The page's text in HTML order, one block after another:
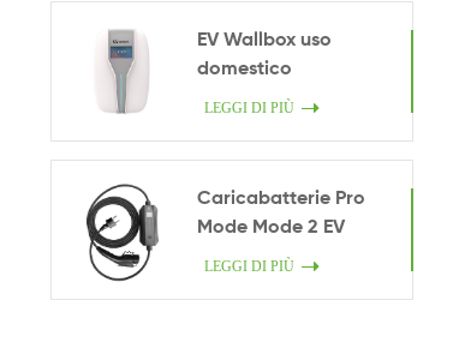
EV Wallbox uso
domestico
LEGGI DI PIÙ
Caricabatterie Pro
Mode Mode 2 EV
LEGGI DI PIÙ